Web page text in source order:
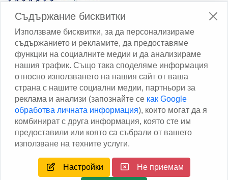
Изчисли доставката с Еконт
Изчисли доставката със Спиди
Facebook
Съдържание бисквитки
Използваме бисквитки, за да персонализираме
съдържанието и рекламите, да предоставяме
функции на социалните медии и да анализираме
нашия трафик. Също така споделяме информация
относно използването на нашия сайт от ваша
страна с нашите социални медии, партньори за
реклама и анализи (запознайте се как Google
обработва личната информация), които могат да я
комбинират с друга информация, която сте им
предоставили или която са събрали от вашето
използване на техните услуги.
Настройки Не приемам
Copyright © 2013 - 2026Дейтаком ООДAuthor